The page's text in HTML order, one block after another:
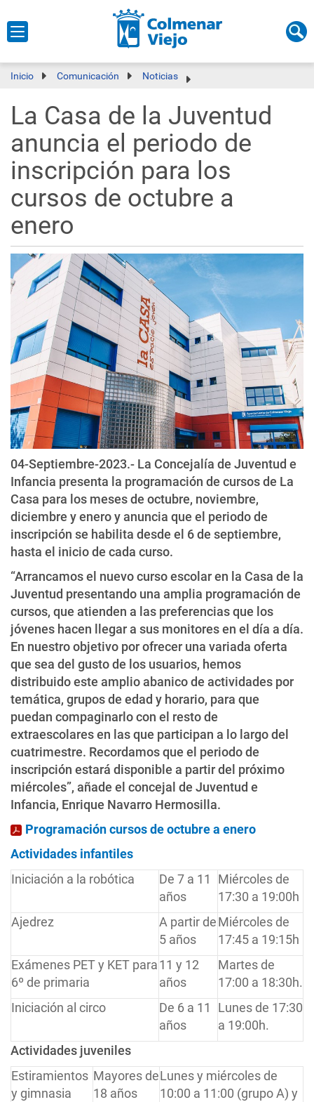
Inicio Comunicación Noticias
La Casa de la Juventud
anuncia el periodo de
inscripción para los
cursos de octubre a
enero
04-Septiembre-2023.- La Concejalía de Juventud e
Infancia presenta la programación de cursos de La
Casa para los meses de octubre, noviembre,
diciembre y enero y anuncia que el periodo de
inscripción se habilita desde el 6 de septiembre,
hasta el inicio de cada curso.
“Arrancamos el nuevo curso escolar en la Casa de la
Juventud presentando una amplia programación de
cursos, que atienden a las preferencias que los
jóvenes hacen llegar a sus monitores en el día a día.
En nuestro objetivo por ofrecer una variada oferta
que sea del gusto de los usuarios, hemos
distribuido este amplio abanico de actividades por
temática, grupos de edad y horario, para que
puedan compaginarlo con el resto de
extraescolares en las que participan a lo largo del
cuatrimestre. Recordamos que el periodo de
inscripción estará disponible a partir del próximo
miércoles”, añade el concejal de Juventud e
Infancia, Enrique Navarro Hermosilla.
Programación cursos de octubre a enero
Actividades infantiles
Iniciación a la robótica
De 7 a 11
años
Miércoles de
17:30 a 19:00h
Ajedrez
A partir de
5 años
Miércoles de
17:45 a 19:15h
Exámenes PET y KET para
6º de primaria
11 y 12
años
Martes de
17:00 a 18:30h.
Iniciación al circo
De 6 a 11
años
Lunes de 17:30
a 19:00h.
Actividades juveniles
Estiramientos
y gimnasia
Mayores de
18 años
Lunes y miércoles de
10:00 a 11:00 (grupo A) y